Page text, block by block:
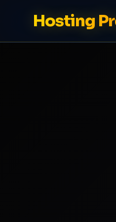
Hosting